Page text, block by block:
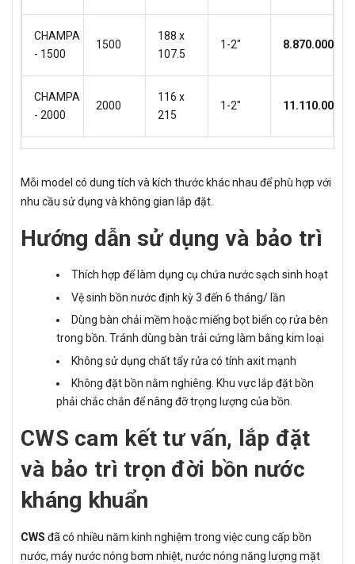
CHAMPA
- 1500
1500
188 x
107.5
1-2" 8.870.000đ
CHAMPA
- 2000
2000
116 x
215
1-2" 11.110.000đ
Mỗi model có dung tích và kích thước khác nhau để phù hợp với
nhu cầu sử dụng và không gian lắp đặt.
Hướng dẫn sử dụng và bảo trì
Thích hợp để làm dụng cụ chứa nước sạch sinh hoạt
Vệ sinh bồn nước định kỳ 3 đến 6 tháng/ lần
Dùng bàn chải mềm hoặc miếng bọt biển cọ rửa bên
trong bồn. Tránh dùng bàn trải cứng làm bằng kim loại
Không sử dụng chất tẩy rửa có tính axit mạnh
Không đặt bồn nằm nghiêng. Khu vực lắp đặt bồn
phải chắc chắn để nâng đỡ trọng lượng của bồn.
CWS cam kết tư vấn, lắp đặt
và bảo trì trọn đời bồn nước
kháng khuẩn
CWS đã có nhiều năm kinh nghiệm trong việc cung cấp bồn
nước, máy nước nóng bơm nhiệt, nước nóng năng lượng mặt